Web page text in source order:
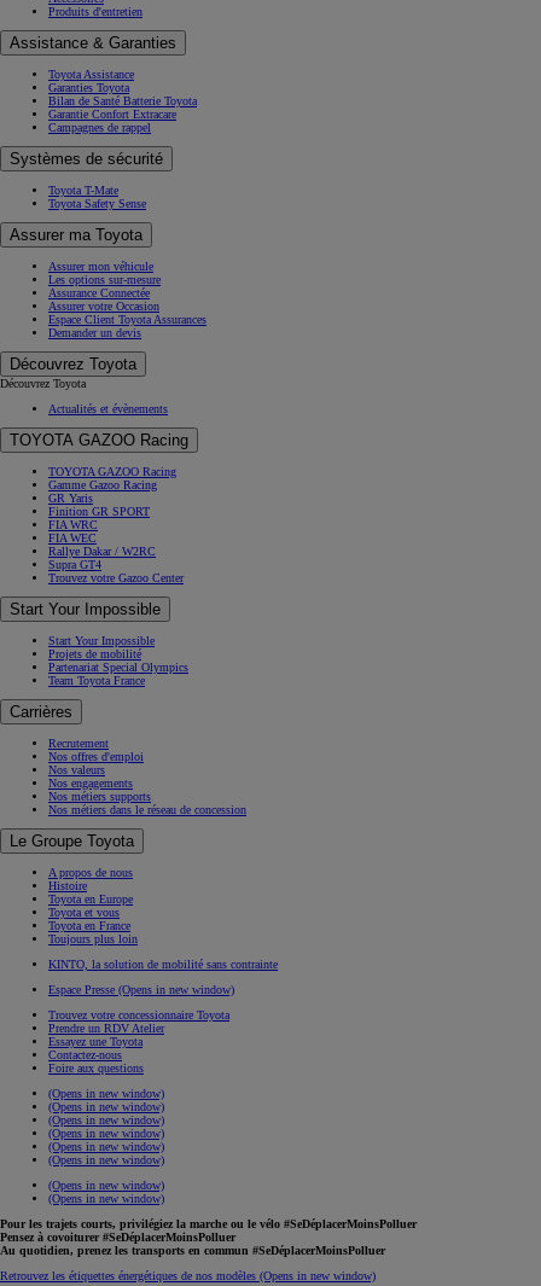
Produits d'entretien
Assistance & Garanties
Toyota Assistance
Garanties Toyota
Bilan de Santé Batterie Toyota
Garantie Confort Extracare
Campagnes de rappel
Systèmes de sécurité
Toyota T-Mate
Toyota Safety Sense
Assurer ma Toyota
Assurer mon véhicule
Les options sur-mesure
Assurance Connectée
Assurer votre Occasion
Espace Client Toyota Assurances
Demander un devis
Découvrez Toyota
Découvrez Toyota
Actualités et évènements
TOYOTA GAZOO Racing
TOYOTA GAZOO Racing
Gamme Gazoo Racing
GR Yaris
Finition GR SPORT
FIA WRC
FIA WEC
Rallye Dakar / W2RC
Supra GT4
Trouvez votre Gazoo Center
Start Your Impossible
Start Your Impossible
Projets de mobilité
Partenariat Special Olympics
Team Toyota France
Carrières
Recrutement
Nos offres d'emploi
Nos valeurs
Nos engagements
Nos métiers supports
Nos métiers dans le réseau de concession
Le Groupe Toyota
A propos de nous
Histoire
Toyota en Europe
Toyota et vous
Toyota en France
Toujours plus loin
KINTO, la solution de mobilité sans contrainte
Espace Presse (Opens in new window)
Trouvez votre concessionnaire Toyota
Prendre un RDV Atelier
Essayez une Toyota
Contactez-nous
Foire aux questions
(Opens in new window)
(Opens in new window)
(Opens in new window)
(Opens in new window)
(Opens in new window)
(Opens in new window)
(Opens in new window)
(Opens in new window)
Pour les trajets courts, privilégiez la marche ou le vélo #SeDéplacerMoinsPolluer
Pensez à covoiturer #SeDéplacerMoinsPolluer
Au quotidien, prenez les transports en commun #SeDéplacerMoinsPolluer
Retrouvez les étiquettes énergétiques de nos modèles (Opens in new window)